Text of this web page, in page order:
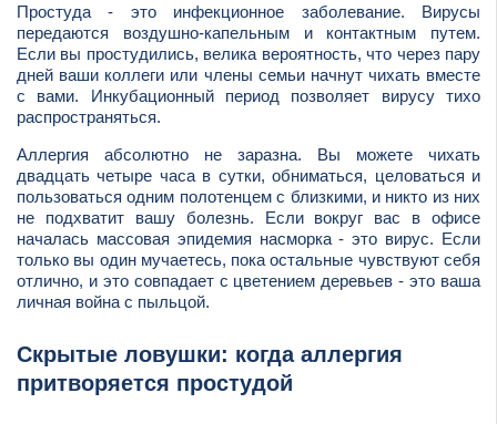
Простуда - это инфекционное заболевание. Вирусы
передаются воздушно-капельным и контактным путем.
Если вы простудились, велика вероятность, что через пару
дней ваши коллеги или члены семьи начнут чихать вместе
с вами. Инкубационный период позволяет вирусу тихо
распространяться.
Аллергия абсолютно не заразна. Вы можете чихать
двадцать четыре часа в сутки, обниматься, целоваться и
пользоваться одним полотенцем с близкими, и никто из них
не подхватит вашу болезнь. Если вокруг вас в офисе
началась массовая эпидемия насморка - это вирус. Если
только вы один мучаетесь, пока остальные чувствуют себя
отлично, и это совпадает с цветением деревьев - это ваша
личная война с пыльцой.
Скрытые ловушки: когда аллергия
притворяется простудой